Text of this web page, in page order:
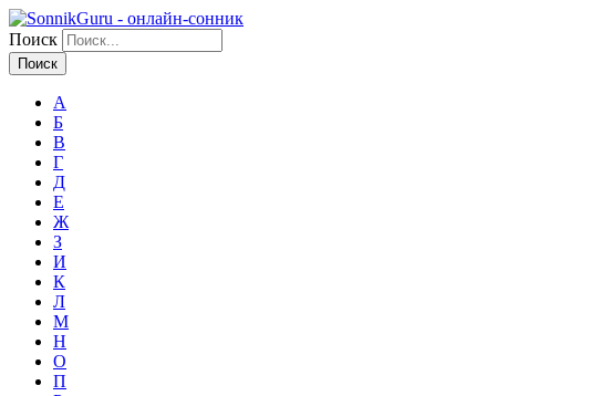
Поиск
А
Б
В
Г
Д
Е
Ж
З
И
К
Л
М
Н
О
П